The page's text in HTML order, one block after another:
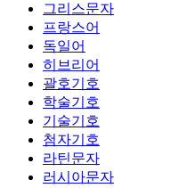
그리스문자
프랑스어
독일어
히브리어
괄호기호
학술기호
기술기호
첨자기호
라틴문자
러시아문자